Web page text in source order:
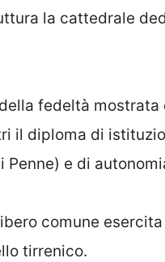
la cattedrale
fedeltà
il diploma di
Penne) e di
comune
tirrenico.